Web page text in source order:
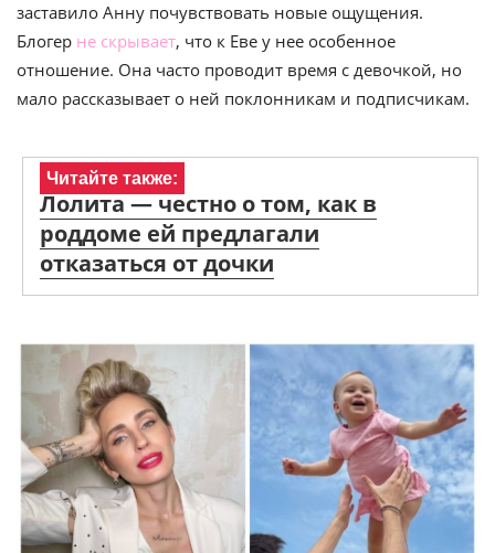
заставило Анну почувствовать новые ощущения.
Блогер не скрывает, что к Еве у нее особенное
отношение. Она часто проводит время с девочкой, но
мало рассказывает о ней поклонникам и подписчикам.
Читайте также:
Лолита — честно о том, как в
роддоме ей предлагали
отказаться от дочки